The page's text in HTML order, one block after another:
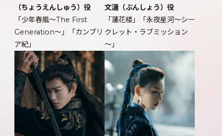
（ちょうえんしゅう）役
「少年春風～The First
Generation～」「カンブリ
ア紀」
文瀟（ぶんしょう）役
「蓮花楼」「永夜星河～シー
クレット・ラブミッション
～」